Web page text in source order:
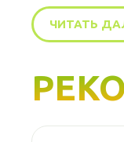
ЧИТАТЬ